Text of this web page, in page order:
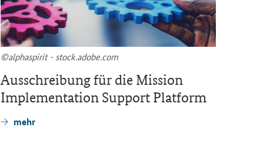
©al­pha­spi­rit - stock.adobe.com
Aus­schrei­bung für die Mission
Implementation Support Plat­form
mehr